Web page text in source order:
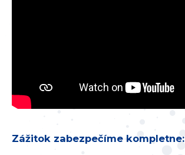
Zážitok zabezpečíme kompletne: